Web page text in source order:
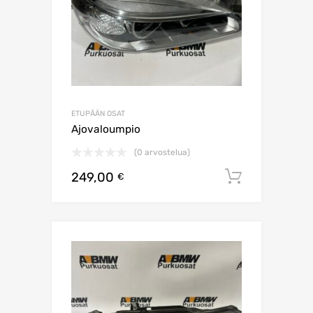
ETUPÄÄN OSAT
Ajovaloumpio
(0 arvostelua)
249,00 €